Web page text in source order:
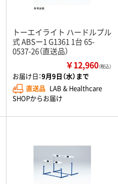
トーエイライト ハードルプル
式 ABSー1 G1361 1台 65-
0537-26（直送品）
￥12,960（税込）
お届け日：9月9日（水）まで
直送品 LAB & Healthcare
SHOPからお届け